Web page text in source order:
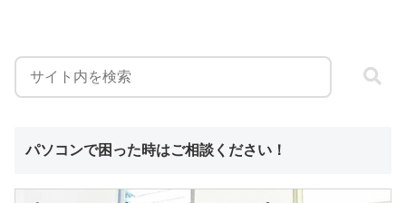
パソコンで困った時はご相談ください！